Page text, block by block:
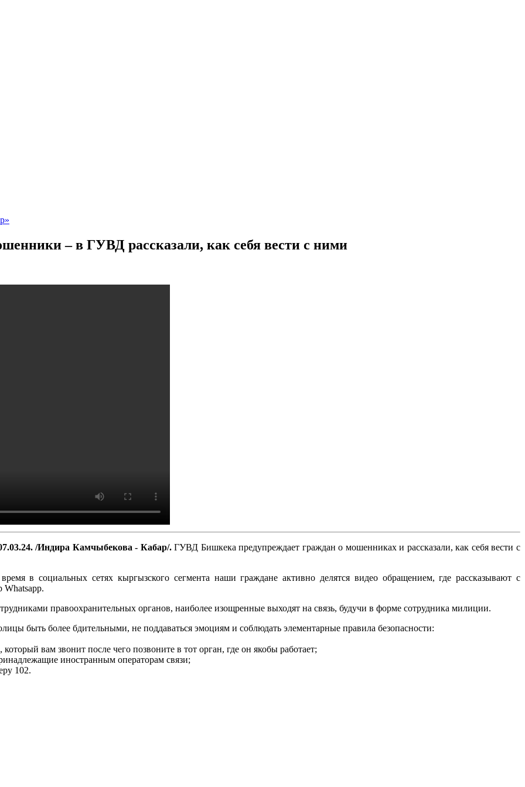
– в ГУВД рассказали, как себя вести с ними
/Индира Камчыбекова - Кабар/.ГУВД Бишкека предупреждает граждан о мошенниках и рассказали, как себя вести с
в социальных сетях кыргызского сегмента наши граждане активно делятся видео обращением, где рассказывают с
правоохранительных органов, наиболее изощренные выходят на связь, будучи в форме сотрудника милиции.
быть более бдительными, не поддаваться эмоциям и соблюдать элементарные правила безопасности:
вам звонит после чего позвоните в тот орган, где он якобы работает;
иностранным операторам связи;
102.